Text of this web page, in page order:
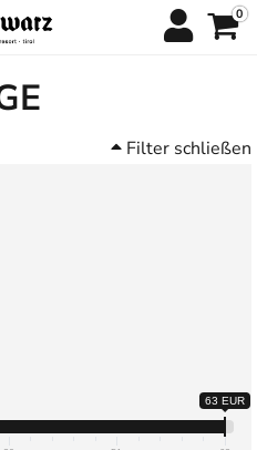
0
Filter schließen
63 EUR